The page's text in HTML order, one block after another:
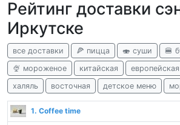
Рейтинг доставки
Иркутске
все доставки 🍕 пицца 🍣 суши 🍔
🍨 мороженое
китайская европейская
халяль
восточная детское меню
1. Coffee time